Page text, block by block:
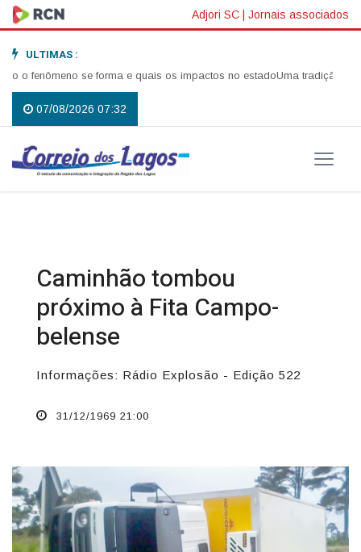
Adjori SC | Jornais associados
ULTIMAS :
fenômeno se forma e quais os impactos no estadoUma tradição que
07/08/2026 07:32
Caminhão tombou
próximo à Fita Campo-
belense
Informações: Rádio Explosão - Edição 522
31/12/1969 21:00